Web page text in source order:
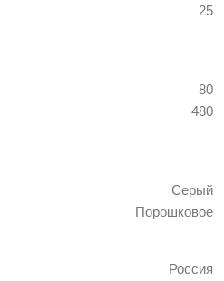
25
80
480
Серый
Порошковое
Россия